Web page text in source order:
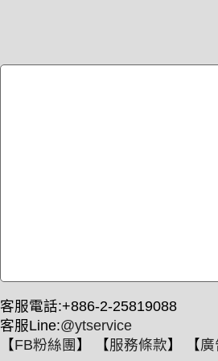
客服電話:+886-2-25819088
客服Line:@ytservice
【FB粉絲團 】 【服務條款】 【廣